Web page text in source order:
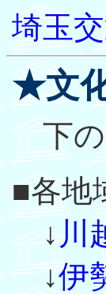
埼玉
★文
下の
■各地
↓ 川
↓伊